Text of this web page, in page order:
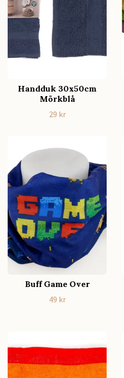
Handduk 30x50cm
Mörkblå
29 kr
Buff Game Over
49 kr